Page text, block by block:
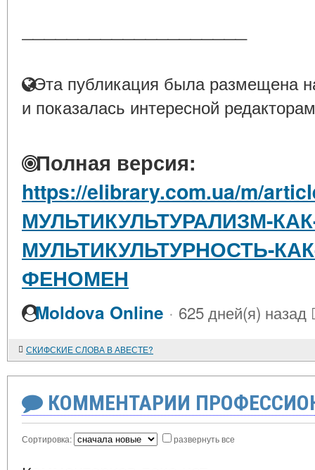
Эта публикация была размещена
и показалась интересной
Полная версия:
https://elibrary.com.ua/m/
МУЛЬТИКУЛЬТУРАЛИЗМ-
МУЛЬТИКУЛЬТУРНОСТЬ-
ФЕНОМЕН
Moldova Online · 625 дней(я) назад
СКИФСКИЕ СЛОВА В АВЕСТЕ?
КОММЕНТАРИИ
Сортировка: развернуть все